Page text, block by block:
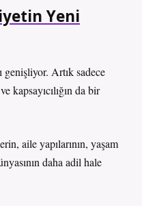
Yeni
Artık sadece
kapsayıcılığın da bir
aile yapılarının, yaşam
daha adil hale